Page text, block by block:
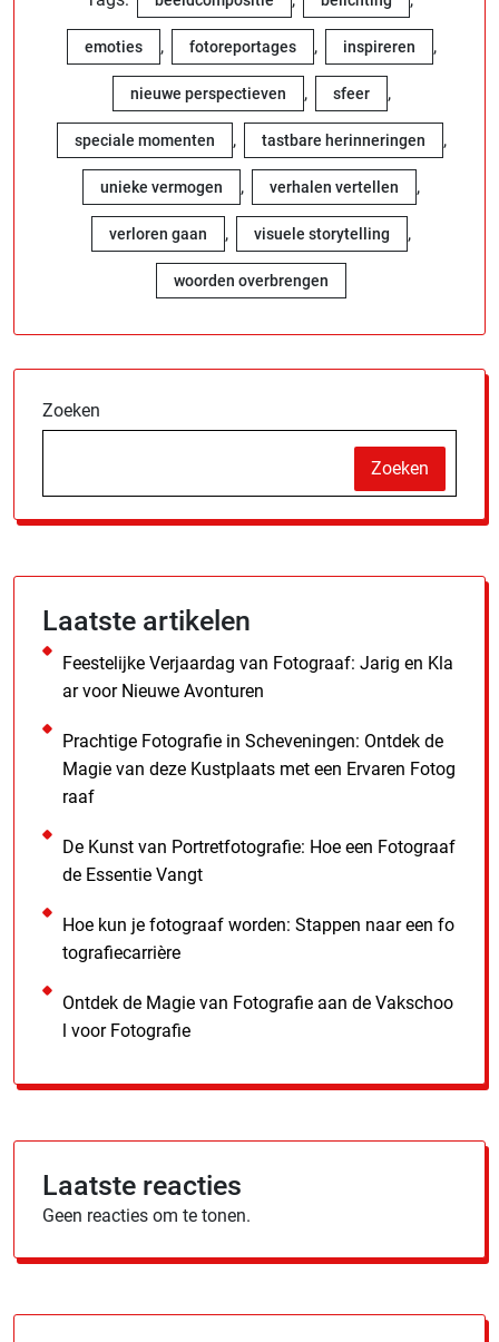
emoties , fotoreportages , inspireren ,
nieuwe perspectieven , sfeer ,
speciale momenten , tastbare herinneringen ,
unieke vermogen , verhalen vertellen ,
verloren gaan , visuele storytelling ,
woorden overbrengen
Zoeken
Zoeken
Laatste artikelen
Feestelijke Verjaardag van Fotograaf: Jarig en Kla
ar voor Nieuwe Avonturen
Prachtige Fotografie in Scheveningen: Ontdek de
Magie van deze Kustplaats met een Ervaren Fotog
raaf
De Kunst van Portretfotografie: Hoe een Fotograaf
de Essentie Vangt
Hoe kun je fotograaf worden: Stappen naar een fo
tografiecarrière
Ontdek de Magie van Fotografie aan de Vakschoo
l voor Fotografie
Laatste reacties
Geen reacties om te tonen.